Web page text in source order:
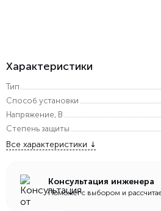
Характеристики
Тип
Способ установки
Напряжение, В
Степень защиты
Все характеристики
Консультация инженера
Поможет с выбором и